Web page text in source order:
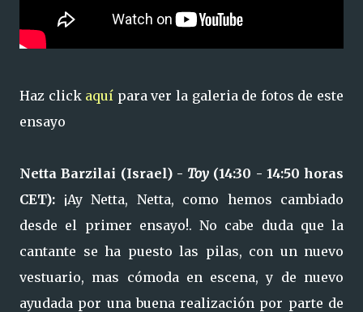
Haz click aquí para ver la galeria de fotos de este
ensayo
Netta Barzilai (Israel) - Toy (14:30 - 14:50 horas
CET): ¡Ay Netta, Netta, como hemos cambiado
desde el primer ensayo!. No cabe duda que la
cantante se ha puesto las pilas, con un nuevo
vestuario, mas cómoda en escena, y de nuevo
ayudada por una buena realización por parte de